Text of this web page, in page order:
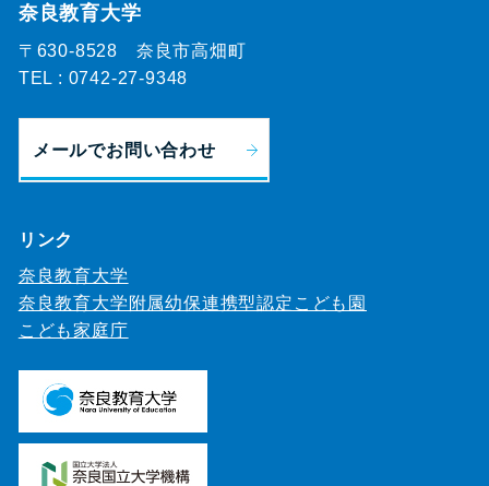
奈良教育大学
〒630-8528 奈良市高畑町
TEL : 0742-27-9348
メールでお問い合わせ
リンク
奈良教育大学
奈良教育大学附属幼保連携型認定こども園
こども家庭庁